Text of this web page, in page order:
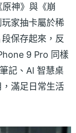
神》與《崩
家抽卡屬於稀
保存起來，反
9 Pro 同樣
記、AI 智慧桌
滿足日常生活